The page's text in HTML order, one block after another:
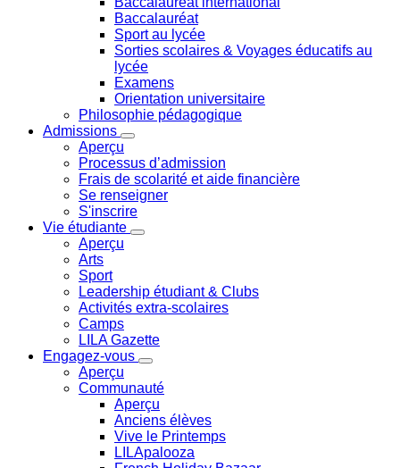
Baccalauréat
Sport au lycée
Sorties scolaires & Voyages éducatifs au
lycée
Examens
Orientation universitaire
Philosophie pédagogique
Admissions
Aperçu
Processus d’admission
Frais de scolarité et aide financière
Se renseigner
S'inscrire
Vie étudiante
Aperçu
Arts
Sport
Leadership étudiant & Clubs
Activités extra-scolaires
Camps
LILA Gazette
Engagez-vous
Aperçu
Communauté
Aperçu
Anciens élèves
Vive le Printemps
LILApalooza